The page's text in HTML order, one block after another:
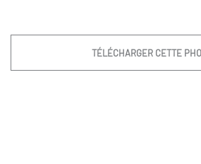
TÉLÉCHARGER CETTE